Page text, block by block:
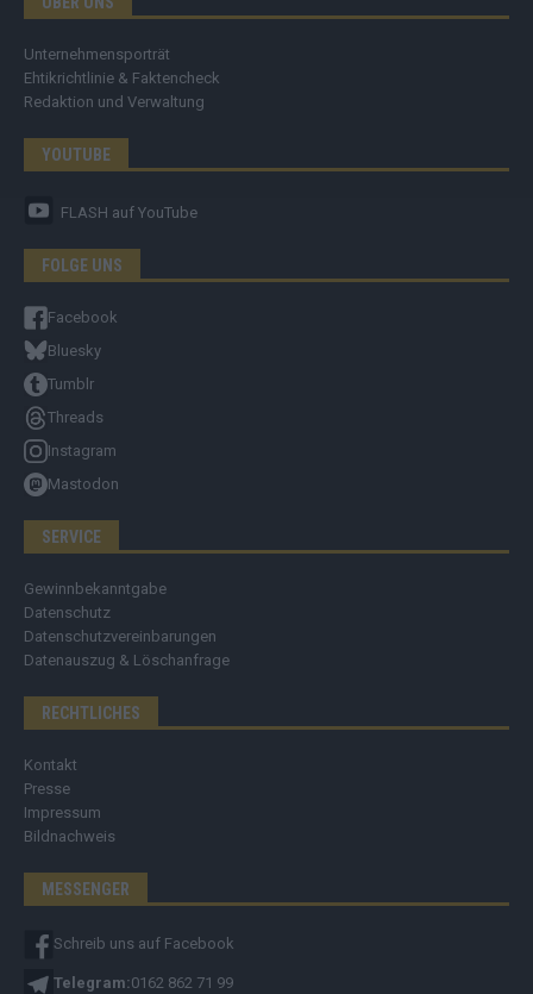
Unternehmensporträt
Ehtikrichtlinie & Faktencheck
Redaktion und Verwaltung
YOUTUBE
FLASH auf YouTube
FOLGE UNS
Facebook
Bluesky
Tumblr
Threads
Instagram
Mastodon
SERVICE
Gewinnbekanntgabe
Datenschutz
Datenschutzvereinbarungen
Datenauszug & Löschanfrage
RECHTLICHES
Kontakt
Presse
Impressum
Bildnachweis
MESSENGER
Schreib uns auf Facebook
Telegram:0162 862 71 99